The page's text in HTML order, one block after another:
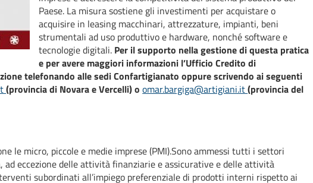
Paese. La misura sostiene gli investimenti per acquistare o
acquisire in leasing macchinari, attrezzature, impianti, beni
strumentali ad uso produttivo e hardware, nonché software e
tecnologie digitali. Per il supporto nella gestione di questa pratica
e per avere maggiori informazioni l’Ufficio Credito di
telefonando alle sedi Confartigianato oppure scrivendo ai seguenti
(provincia di Novara e Vercelli) oomar.bargiga@artigiani.it(provincia del
le micro, piccole e medie imprese (PMI).Sono ammessi tutti i settori
eccezione delle attività finanziarie e assicurative e delle attività
subordinati all’impiego preferenziale di prodotti interni rispetto ai